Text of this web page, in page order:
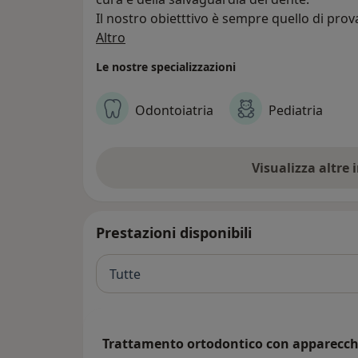
Il nostro obietttivo è sempre quello di
dover necessariamente impiantare una
Per tutte le sfaccettature e
Pacifici in prima persona, si avvale di uno
al cui interno annoveriamo: Ortodontista,
sempre le sue esigenze cliniche ed
Altro
Le nostre specializzazioni
Odontoiatria Pediatria
Visualizza altre
Prestazioni disponibili
Tutte
Trattamento ortodontico con